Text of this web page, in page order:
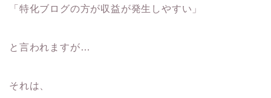
「特化ブログの方が収益が発生しやすい」
と言われますが…
それは、